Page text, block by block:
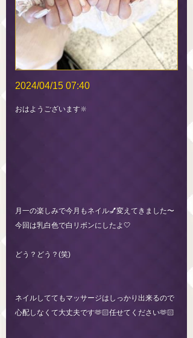
2024/04/15 07:40
おはようございます‪🔆‬
月一の楽しみで今月もネイル💅変えてきました〜
今回は乳白色で白リボンにしたよ🤍
どう？どう？(笑)
ネイルしててもマッサージはしっかり出来るので
心配しなくて大丈夫です🫶🏻任せてください🫶🏻